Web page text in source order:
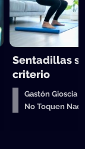
Sentadillas
criterio
Gastón Gioscia
No Toquen